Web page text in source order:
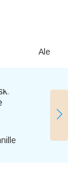
Ale